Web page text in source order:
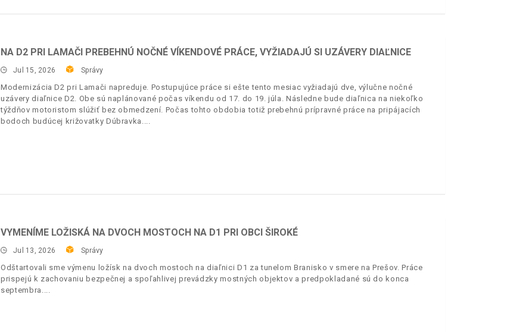
NA D2 PRI LAMAČI PREBEHNÚ NOČNÉ VÍKENDOVÉ PRÁCE, VYŽIADAJÚ SI UZÁVERY DIAĽNICE
Jul 15, 2026 Správy
Modernizácia D2 pri Lamači napreduje. Postupujúce práce si ešte tento mesiac vyžiadajú dve, výlučne nočné
uzávery diaľnice D2. Obe sú naplánované počas víkendu od 17. do 19. júla. Následne bude diaľnica na niekoľko
týždňov motoristom slúžiť bez obmedzení. Počas tohto obdobia totiž prebehnú prípravné práce na pripájacích
bodoch budúcej križovatky Dúbravka.
VYMENÍME LOŽISKÁ NA DVOCH MOSTOCH NA D1 PRI OBCI ŠIROKÉ
Jul 13, 2026 Správy
Odštartovali sme výmenu ložísk na dvoch mostoch na diaľnici D1 za tunelom Branisko v smere na Prešov. Práce
prispejú k zachovaniu bezpečnej a spoľahlivej prevádzky mostných objektov a predpokladané sú do konca
septembra.